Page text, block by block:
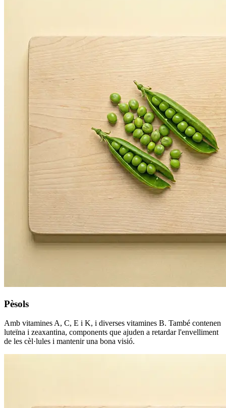
Pèsols
Amb vitamines A, C, E i K, i diverses vitamines B. També contenen
luteïna i zeaxantina, components que ajuden a retardar l'envelliment
de les cèl·lules i mantenir una bona visió.